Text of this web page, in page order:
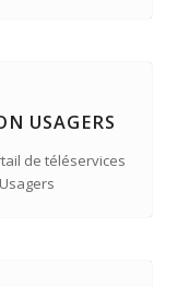
USAGERS
de téléservices